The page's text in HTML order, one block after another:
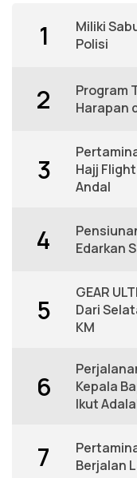
1
Miliki
Polisi
2
Program
Harapan
3
Hajj
Andal
4
Edarkan
5
GEAR
Dari
KM
6
Kepala
Ikut
7
Berjalan